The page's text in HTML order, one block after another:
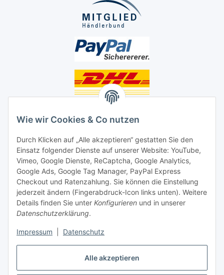
Alle akzeptieren
Wie wir Cookies & Co nutzen
Durch Klicken auf „Alle akzeptieren“ gestatten Sie den
Einsatz folgender Dienste auf unserer Website: YouTube,
Vimeo, Google Dienste, ReCaptcha, Google Analytics,
Google Ads, Google Tag Manager, PayPal Express
Checkout und Ratenzahlung. Sie können die Einstellung
jederzeit ändern (Fingerabdruck-Icon links unten). Weitere
Details finden Sie unter Konfigurieren und in unserer
Datenschutzerklärung.
Impressum Datenschutz
Social Media
Unsere Dienstleistungen
Lampenreparatur
Lichtservice für Senioren
Vertrag widerrufen